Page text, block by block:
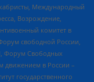
Международный
Возрождение,
комитет в
свободной России,
Форум Свободных
движением в России –
государственного